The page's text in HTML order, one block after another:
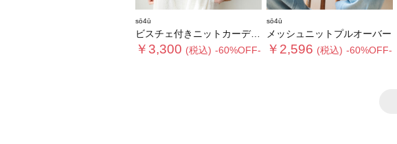
sō4ū
ビスチェ付きニットカーディガン
￥3,300 (税込) -60%OFF-
sō4ū
メッシュニットプルオーバー
￥2,596 (税込) -60%OFF-